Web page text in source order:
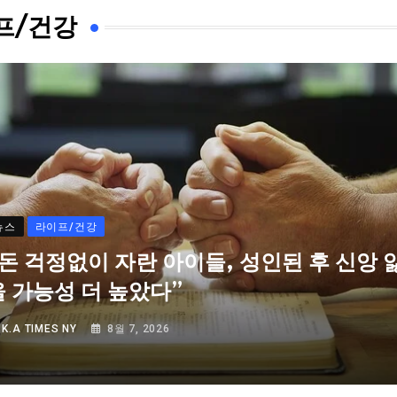
/건강
스 라이프/건강
걱정없이 자란 아이들, 성인된 후 신앙
가능성 더 높았다”
K.A TIMES NY 8월 7, 2026